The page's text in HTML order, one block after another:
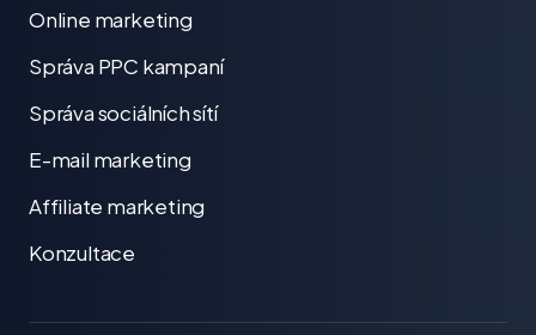
Online marketing
Správa PPC kampaní
Správa sociálních sítí
E-mail marketing
Affiliate marketing
Konzultace